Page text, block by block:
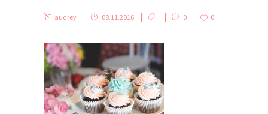
audrey 08.11.2016 0 0